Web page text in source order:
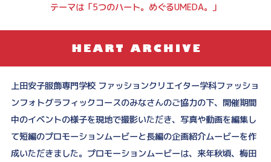
テーマは「5つのハート。めぐるUMEDA。」
上田安子服飾専門学校 ファッションクリエイター学科ファッショ
ンフォトグラフィックコースのみなさんのご協力の下、開催期間
中のイベントの様子を現地で撮影いただき、写真や動画を編集し
て短編のプロモーションムービーと長編の企画紹介ムービーを作
成いただきました。プロモーションムービーは、来年秋頃、梅田